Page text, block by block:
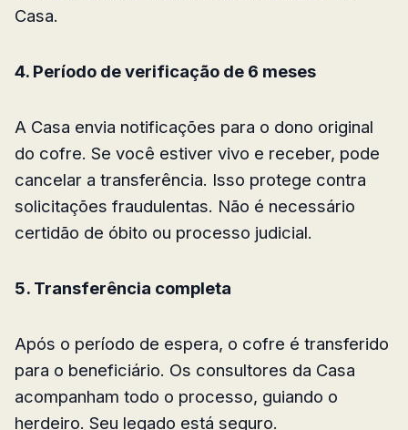
Casa.
4. Período de verificação de 6 meses
A Casa envia notificações para o dono original
do cofre. Se você estiver vivo e receber, pode
cancelar a transferência. Isso protege contra
solicitações fraudulentas. Não é necessário
certidão de óbito ou processo judicial.
5. Transferência completa
Após o período de espera, o cofre é transferido
para o beneficiário. Os consultores da Casa
acompanham todo o processo, guiando o
herdeiro. Seu legado está seguro.